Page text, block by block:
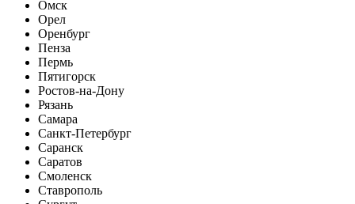
Омск
Орел
Оренбург
Пенза
Пермь
Пятигорск
Ростов-на-Дону
Рязань
Самара
Санкт-Петербург
Саранск
Саратов
Смоленск
Ставрополь